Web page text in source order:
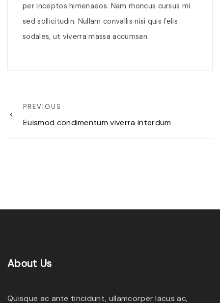
per inceptos himenaeos. Nam rhoncus cursus mi
sed sollicitudin. Nullam convallis nisi quis felis
sodales, ut viverra massa accumsan.
PREVIOUS
Euismod condimentum viverra interdum
About Us
Quisque ac ante tincidunt, ullamcorper lacus ac,